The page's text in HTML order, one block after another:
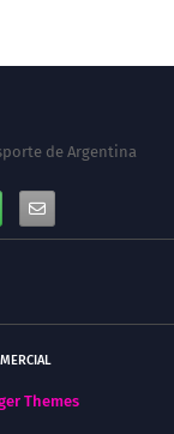
de Argentina
Themes